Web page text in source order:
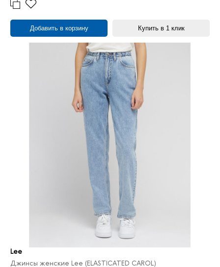
Добавить в корзину Купить в 1 клик
Lee
Джинсы женские Lee (ELASTICATED CAROL)